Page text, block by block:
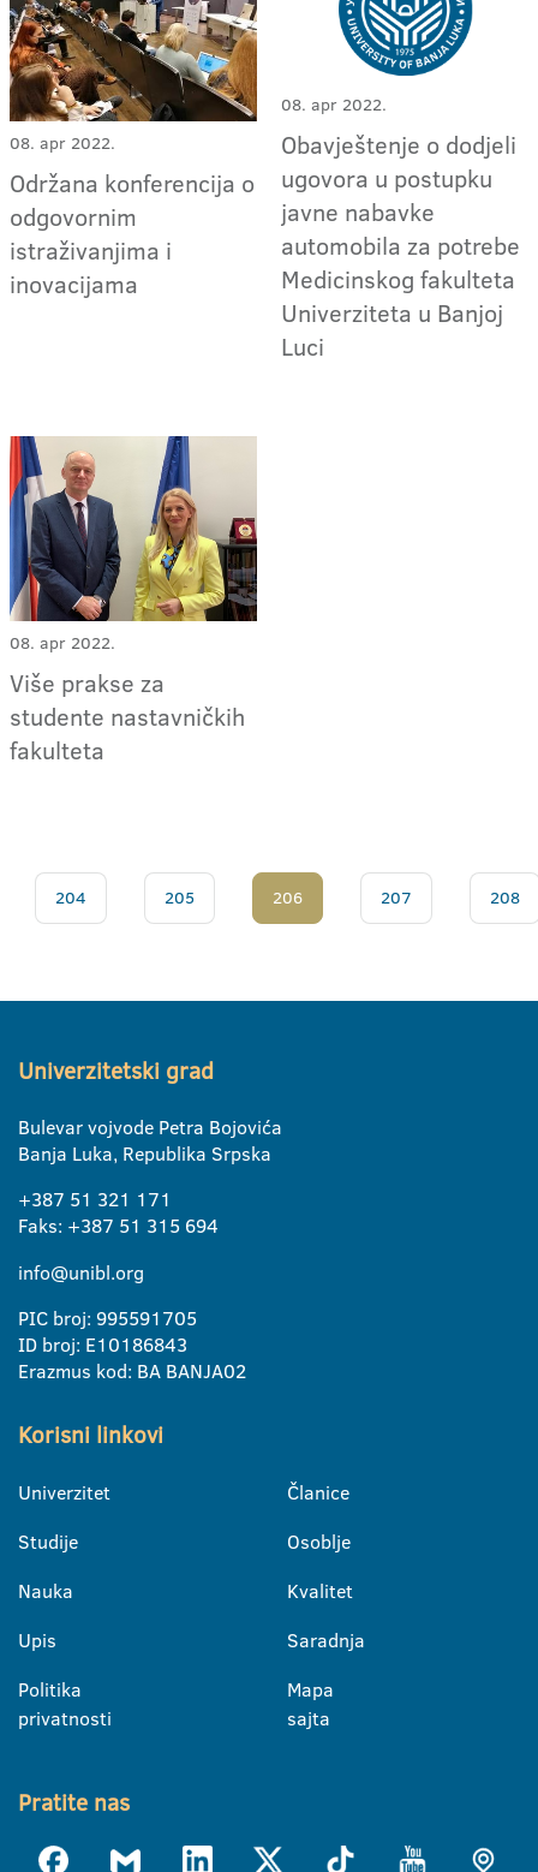
08. apr 2022.
Održana konferencija o
odgovornim
istraživanjima i
inovacijama
08. apr 2022.
Obavještenje o dodjeli
ugovora u postupku
javne nabavke
automobila za potrebe
Medicinskog fakulteta
Univerziteta u Banjoj
Luci
08. apr 2022.
Više prakse za
studente nastavničkih
fakulteta
204 205 206 207 208
Univerzitetski grad
Bulevar vojvode Petra Bojovića
Banja Luka, Republika Srpska
+387 51 321 171
Faks: +387 51 315 694
info@unibl.org
PIC broj: 995591705
ID broj: E10186843
Erazmus kod: BA BANJA02
Korisni linkovi
Univerzitet
Studije
Nauka
Upis
Politika
privatnosti
Članice
Osoblje
Kvalitet
Saradnja
Mapa
sajta
Pratite nas